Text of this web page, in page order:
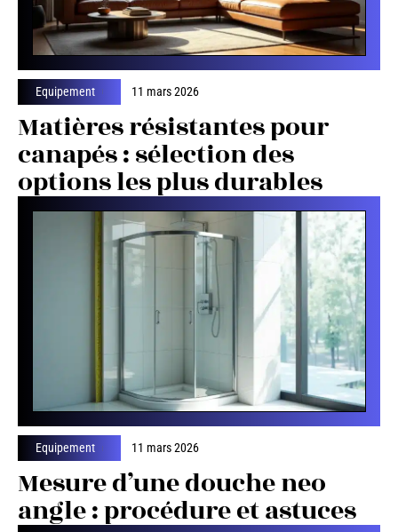
Equipement 11 mars 2026
Matières résistantes pour
canapés : sélection des
options les plus durables
Equipement 11 mars 2026
Mesure d’une douche neo
angle : procédure et astuces